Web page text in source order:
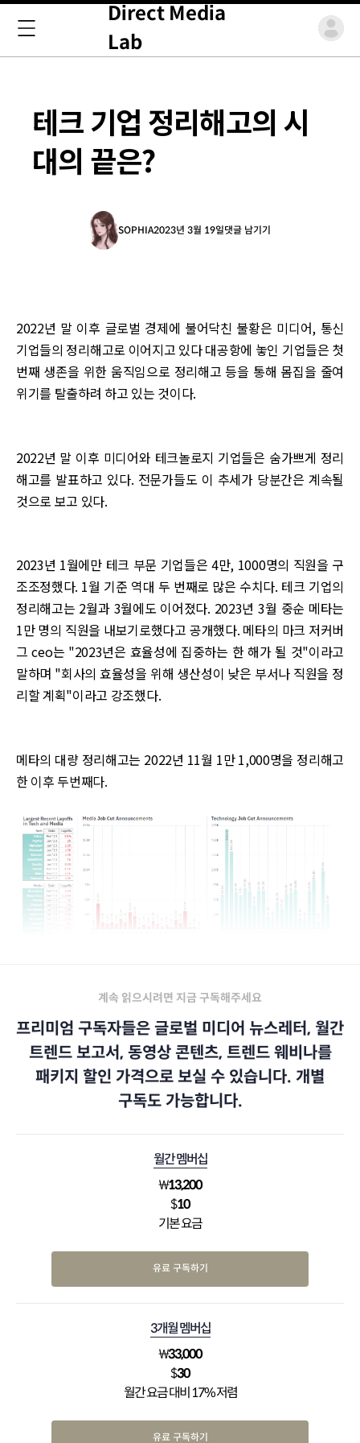
Direct Media
Lab
테크 기업 정리해고의 시
대의 끝은?
SOPHIA2023년 3월 19일댓글 남기기
2022년 말 이후 글로벌 경제에 불어닥친 불황은 미디어, 통신
기업들의 정리해고로 이어지고 있다 대공항에 놓인 기업들은 첫
번째 생존을 위한 움직임으로 정리해고 등을 통해 몸집을 줄여
위기를 탈출하려 하고 있는 것이다.
2022년 말 이후 미디어와 테크놀로지 기업들은 숨가쁘게 정리
해고를 발표하고 있다. 전문가들도 이 추세가 당분간은 계속될
것으로 보고 있다.
2023년 1월에만 테크 부문 기업들은 4만, 1000명의 직원을 구
조조정했다. 1월 기준 역대 두 번째로 많은 수치다. 테크 기업의
정리해고는 2월과 3월에도 이어졌다. 2023년 3월 중순 메타는
1만 명의 직원을 내보기로했다고 공개했다. 메타의 마크 저커버
그 ceo는 "2023년은 효율성에 집중하는 한 해가 될 것"이라고
말하며 "회사의 효율성을 위해 생산성이 낮은 부서나 직원을 정
리할 계획"이라고 강조했다.
메타의 대량 정리해고는 2022년 11월 1만 1,000명을 정리해고
한 이후 두번째다.
계속 읽으시려면 지금 구독해주세요
프리미엄 구독자들은 글로벌 미디어 뉴스레터, 월간
트렌드 보고서, 동영상 콘텐츠, 트렌드 웨비나를
패키지 할인 가격으로 보실 수 있습니다. 개별
구독도 가능합니다.
월간 멤버십
₩13,200
$10
기본 요금
유료 구독하기
3개월 멤버십
₩33,000
$30
월간 요금 대비 17% 저렴
유료 구독하기